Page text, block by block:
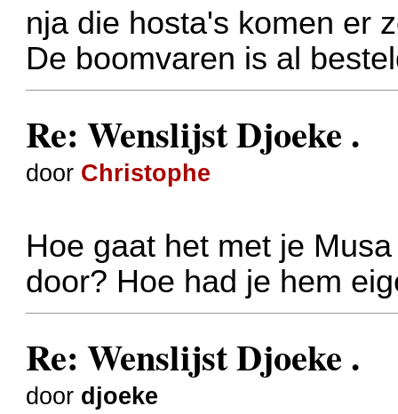
nja die hosta's komen er
De boomvaren is al
Re: Wenslijst Djoeke .
door Christophe
Hoe gaat het met je
door? Hoe had je hem
Re: Wenslijst Djoeke .
door djoeke